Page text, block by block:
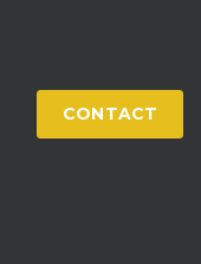
CONTACT